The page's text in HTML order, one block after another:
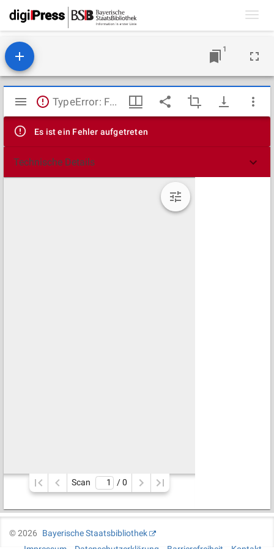
1
Mirador
Viewer
TypeError: Failed to fetch
Es ist ein Fehler aufgetreten
Technische Details
Scan / 0
©2026
Bayerische Staatsbibliothek